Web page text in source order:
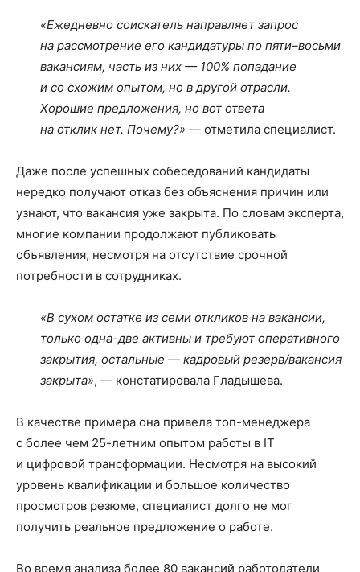
«Ежедневно соискатель направляет запрос
на рассмотрение его кандидатуры по пяти–восьми
вакансиям, часть из них — 100% попадание
и со схожим опытом, но в другой отрасли.
Хорошие предложения, но вот ответа
на отклик нет. Почему?» — отметила специалист.
Даже после успешных собеседований кандидаты
нередко получают отказ без объяснения причин или
узнают, что вакансия уже закрыта. По словам эксперта,
многие компании продолжают публиковать
объявления, несмотря на отсутствие срочной
потребности в сотрудниках.
«В сухом остатке из семи откликов на вакансии,
только одна-две активны и требуют оперативного
закрытия, остальные — кадровый резерв/вакансия
закрыта», — констатировала Гладышева.
В качестве примера она привела топ-менеджера
с более чем 25-летним опытом работы в IT
и цифровой трансформации. Несмотря на высокий
уровень квалификации и большое количество
просмотров резюме, специалист долго не мог
получить реальное предложение о работе.
Во время анализа более 80 вакансий работодатели